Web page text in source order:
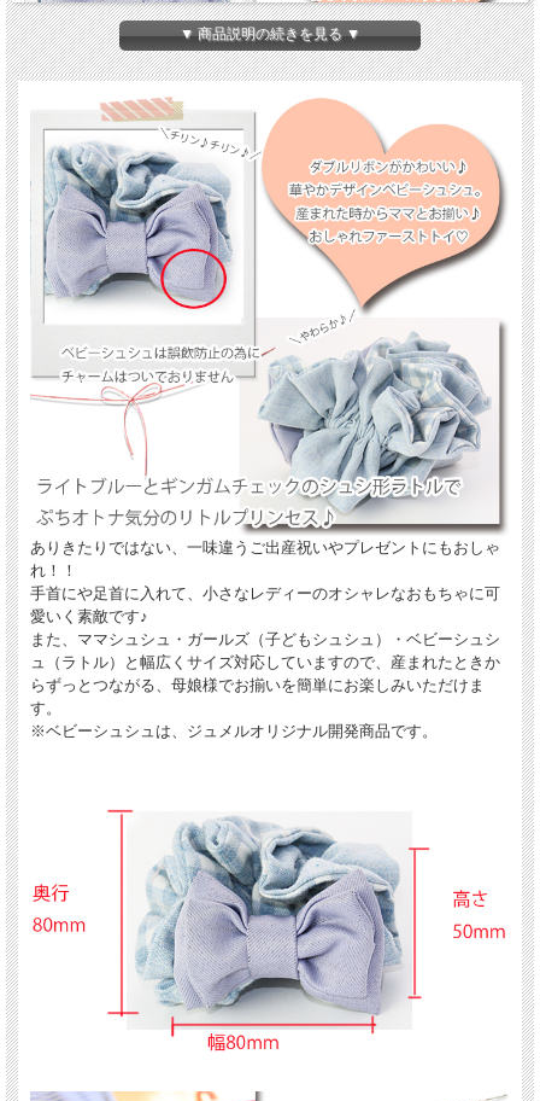
華やかな印象のクールで可愛い水色のライトブルーギンガムチェックのベビーシュ
クールな中に優しいカラーリングの印象のベビーシュシュ（ラトル）は、色違いで
欲しくなってしまう可愛らしさ。
手首にや足首に入れて、小さなレディーのオシャレな初めてのおもちゃに可愛いく
また、ママシュシュ・ガールズ（子どもシュシュ）・ベビーシュシュ（ラトル）と
幅広くサイズ対応していますので、母娘様でお揃いを簡単にお楽しみいただけま
※ベビーシュシュは、ジュメルオリジナル開発商品です。
▼ 商品説明の続きを見る ▼
ありきたりではない、一味違うご出産祝いやプレゼントにもおしゃ
れ！！
手首にや足首に入れて、小さなレディーのオシャレなおもちゃに可
愛いく素敵です♪
また、ママシュシュ・ガールズ（子どもシュシュ）・ベビーシュシ
ュ（ラトル）と幅広くサイズ対応していますので、産まれたときか
らずっとつながる、母娘様でお揃いを簡単にお楽しみいただけま
す。
※ベビーシュシュは、ジュメルオリジナル開発商品です。